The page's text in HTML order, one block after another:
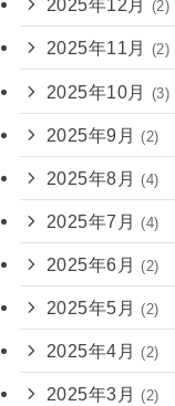
2025年12月 (2)
2025年11月 (2)
2025年10月 (3)
2025年9月 (2)
2025年8月 (4)
2025年7月 (4)
2025年6月 (2)
2025年5月 (2)
2025年4月 (2)
2025年3月 (2)